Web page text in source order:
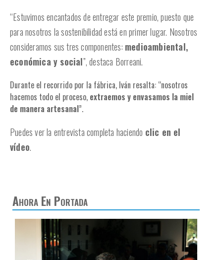
“Estuvimos encantados de entregar este premio, puesto que
para nosotros la sostenibilidad está en primer lugar. Nosotros
consideramos sus tres componentes: medioambiental,
económica y social”, destaca Borreani.
Durante el recorrido por la fábrica, Iván resalta: “nosotros
hacemos todo el proceso, extraemos y envasamos la miel
de manera artesanal”.
Puedes ver la entrevista completa haciendo clic en el
vídeo.
Ahora En Portada